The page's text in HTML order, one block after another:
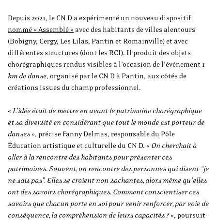
Depuis 2021, le CN D a expérimentéun nouveau dispositif
nommé « Assemblé » avec des habitants de villes alentours
(Bobigny, Cergy, Les Lilas, Pantin et Romainville) et avec
différentes structures (dont les RCI). Il produit des objets
chorégraphiques rendus visibles à l’occasion de l’événement 1
km de danse, organisé par le CN D à Pantin, aux côtés de
créations issues du champ professionnel.
« L’idée était de mettre en avant le patrimoine chorégraphique
et sa diversité en considérant que tout le monde est porteur de
danses », précise Fanny Delmas, responsable du Pôle
Éducation artistique et culturelle du CN D. « On cherchait à
aller à la rencontre des habitants pour présenter ces
patrimoines. Souvent, on rencontre des personnes qui disent “je
ne sais pas”. Elles se croient non-sachantes, alors même qu’elles
ont des savoirs chorégraphiques. Comment conscientiser ces
savoirs que chacun porte en soi pour venir renforcer, par voie de
conséquence, la compréhension de leurs capacités ?», poursuit-